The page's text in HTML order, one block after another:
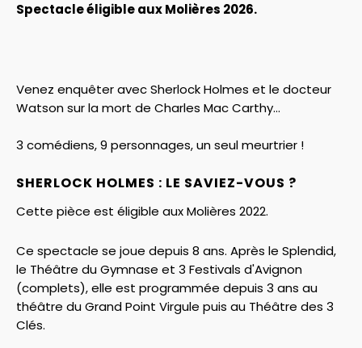
Spectacle éligible aux Molières 2026.
Venez enquêter avec Sherlock Holmes et le docteur
Watson sur la mort de Charles Mac Carthy...
3 comédiens, 9 personnages, un seul meurtrier !
SHERLOCK HOLMES : LE SAVIEZ-VOUS ?
Cette pièce est éligible aux Molières 2022.
Ce spectacle se joue depuis 8 ans. Après le Splendid,
le Théâtre du Gymnase et 3 Festivals d'Avignon
(complets), elle est programmée depuis 3 ans au
théâtre du Grand Point Virgule puis au Théâtre des 3
Clés.